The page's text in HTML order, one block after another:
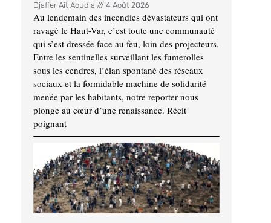
Djaffer Ait Aoudia 4 Août 2026
Au lendemain des incendies dévastateurs qui ont
ravagé le Haut-Var, c’est toute une communauté
qui s’est dressée face au feu, loin des projecteurs.
Entre les sentinelles surveillant les fumerolles
sous les cendres, l’élan spontané des réseaux
sociaux et la formidable machine de solidarité
menée par les habitants, notre reporter nous
plonge au cœur d’une renaissance. Récit
poignant